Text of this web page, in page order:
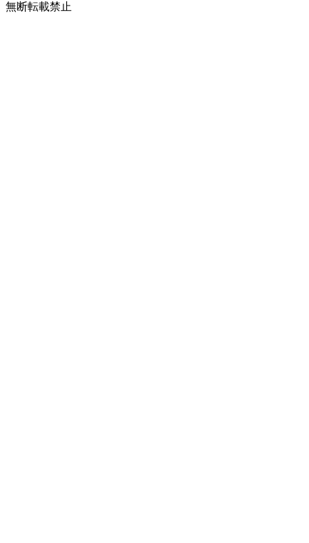
無断転載禁止